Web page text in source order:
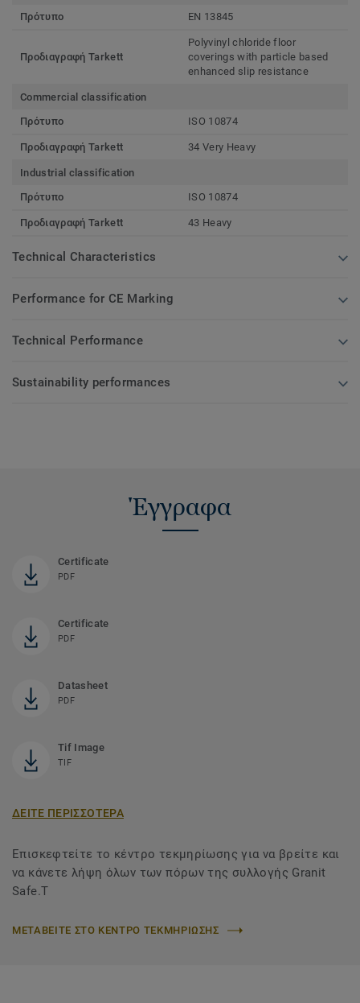
Πρότυπο
EN 13845
Προδιαγραφή Tarkett
Polyvinyl chloride floor
coverings with particle based
enhanced slip resistance
Commercial classification
Πρότυπο
ISO 10874
Προδιαγραφή Tarkett 34 Very Heavy
Industrial classification
Πρότυπο
ISO 10874
Προδιαγραφή Tarkett 43 Heavy
Technical Characteristics
Performance for CE Marking
Technical Performance
Sustainability performances
Έγγραφα
Certificate
PDF
Certificate
PDF
Datasheet
PDF
Tif Image
TIF
ΔΕΙΤΕ ΠΕΡΙΣΣΟΤΕΡΑ
Επισκεφτείτε το κέντρο τεκμηρίωσης για να βρείτε και
να κάνετε λήψη όλων των πόρων της συλλογής Granit
Safe.T
ΜΕΤΑΒΕΙΤΕ ΣΤΟ ΚΕΝΤΡΟ ΤΕΚΜΗΡΙΩΣΗΣ